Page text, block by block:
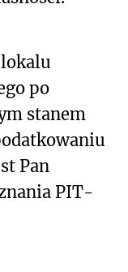
po
stanem
Pan
PIT-